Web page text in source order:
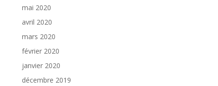
mai 2020
avril 2020
mars 2020
février 2020
janvier 2020
décembre 2019